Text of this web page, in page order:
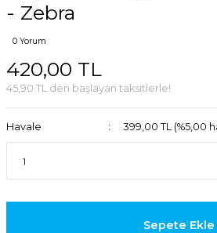
- Zebra
0 Yorum
420,00 TL
45,90 TL den başlayan taksitlerle!
Havale 399,00 TL (%5,00
Sepete Ekle